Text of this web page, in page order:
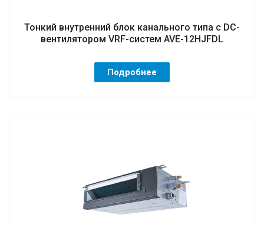
Тонкий внутренний блок канального типа с DC-
вентилятором VRF-систем AVE-12HJFDL
Подробнее